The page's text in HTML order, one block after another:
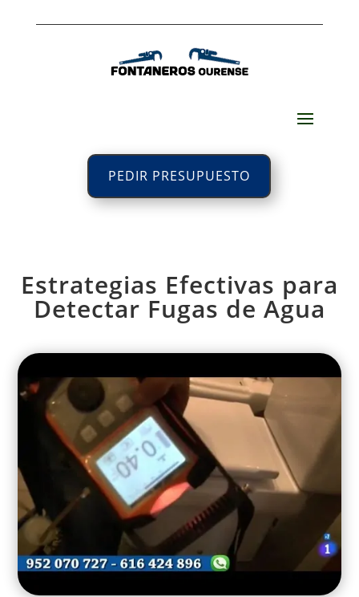
PEDIR PRESUPUESTO
Estrategias Efectivas para
Detectar Fugas de Agua